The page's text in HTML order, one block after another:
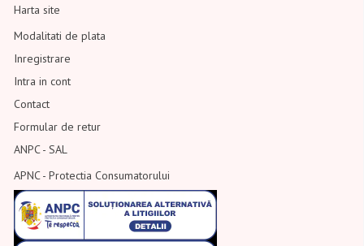
Harta site
Modalitati de plata
Inregistrare
Intra in cont
Contact
Formular de retur
ANPC - SAL
APNC - Protectia Consumatorului